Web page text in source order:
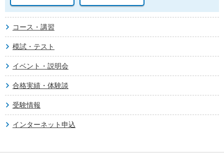
コース・講習
模試・テスト
イベント・説明会
合格実績・体験談
受験情報
インターネット申込